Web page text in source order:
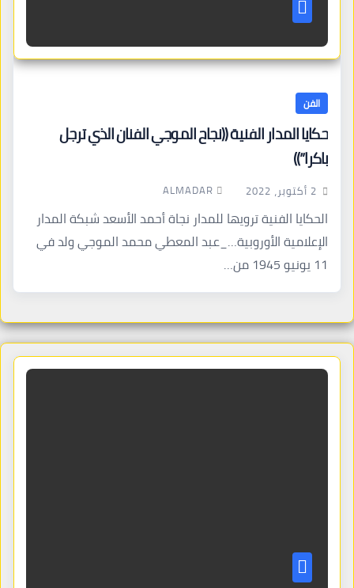
الفن
حكايا المدار الفنية ((نجاح الموجي الفنان الذي ترجل
باكرا”))
2 أكتوبر، 2022 ALMADAR
الحكايا الفنية ترويها للمدار نجاة أحمد الأسعد شبكة المدار
الإعلامية الأوروبية…_عبد المعطي محمد الموجي ولد في
11 يونيو 1945 من…